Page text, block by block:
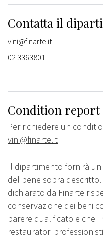
Contatta il
vini@finarte.it
02 3363801
Condition report
Per richiedere un
vini@finarte.it
Il dipartimento fornirà
del bene sopra
dichiarato da Finarte
conservazione dei beni
parere qualificato e che
restauratori